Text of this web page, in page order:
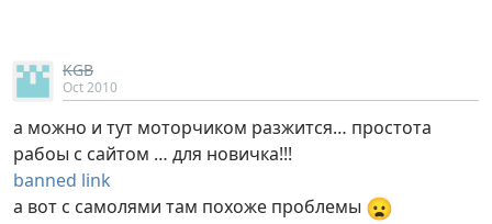
KGB
Oct 2010
а можно и тут моторчиком разжится… простота
рабоы с сайтом … для новичка!!!
banned link
а вот с самолями там похоже проблемы 😦